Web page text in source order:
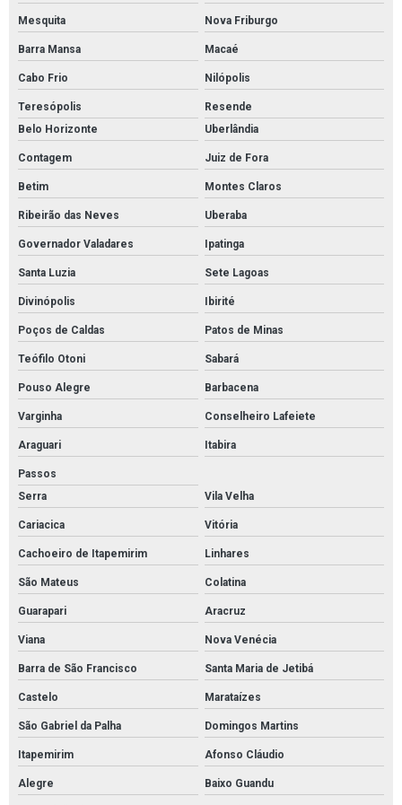
Mesquita Nova Friburgo
Barra Mansa Macaé
Cabo Frio Nilópolis
Teresópolis
Resende
Belo Horizonte
Uberlândia
Contagem Juiz de Fora
Betim Montes Claros
Ribeirão das Neves Uberaba
Governador Valadares Ipatinga
Santa Luzia Sete Lagoas
Divinópolis Ibirité
Poços de Caldas Patos de Minas
Teófilo Otoni Sabará
Pouso Alegre Barbacena
Varginha Conselheiro Lafeiete
Araguari Itabira
Passos
Serra
Vila Velha
Cariacica Vitória
Cachoeiro de Itapemirim Linhares
São Mateus Colatina
Guarapari Aracruz
Viana Nova Venécia
Barra de São Francisco Santa Maria de Jetibá
Castelo Marataízes
São Gabriel da Palha Domingos Martins
Itapemirim Afonso Cláudio
Alegre Baixo Guandu